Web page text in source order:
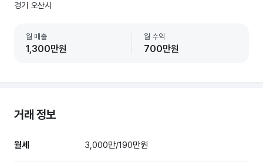
경기 오산시
월 매출
1,300만원
월 수익
700만원
거래 정보
월세 3,000만/190만원